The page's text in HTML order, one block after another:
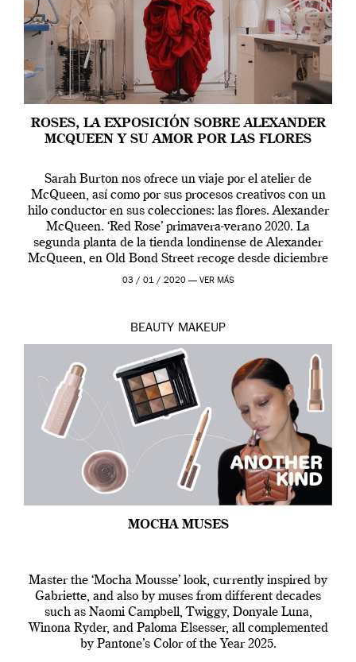
ROSES, LA EXPOSICIÓN SOBRE ALEXANDER
MCQUEEN Y SU AMOR POR LAS FLORES
Sarah Burton nos ofrece un viaje por el atelier de
McQueen, así como por sus procesos creativos con un
hilo conductor en sus colecciones: las flores. Alexander
McQueen. ‘Red Rose’ primavera-verano 2020. La
segunda planta de la tienda londinense de Alexander
McQueen, en Old Bond Street recoge desde diciembre
de 2019 hasta final de abril […]
03 / 01 / 2020 — VER MÁS
BEAUTY MAKEUP
MOCHA MUSES
Master the ‘Mocha Mousse’ look, currently inspired by
Gabriette, and also by muses from different decades
such as Naomi Campbell, Twiggy, Donyale Luna,
Winona Ryder, and Paloma Elsesser, all complemented
by Pantone’s Color of the Year 2025.